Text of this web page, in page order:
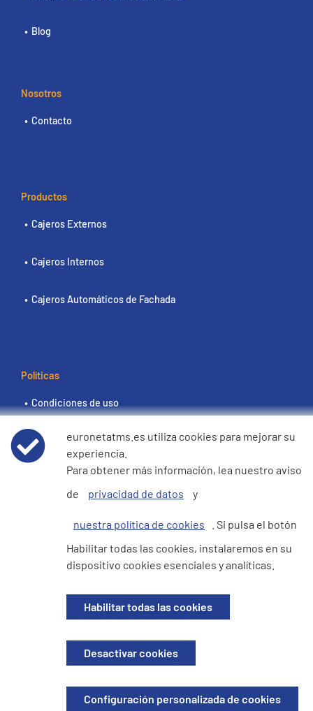
Blog
Nosotros
Contacto
Productos
Cajeros Externos
Cajeros Internos
Cajeros Automáticos de Fachada
Políticas
Condiciones de uso
Aviso de privacidad de datos
Política de cookies
trata de seres humanos
Sitio del inversor
© 2026 Euronet Services Iberia S.L. Todos los derechos reservados.
Registrada en España. Con NIF B70730486. Domicilio fiscal: Euronet
Alcobendas, Madrid, Spain
euronetatms.es utiliza cookies para mejorar su
experiencia.
Para obtener más información, lea nuestro aviso
de
privacidad de datos y
nuestra política de cookies
. Si pulsa el botón
Habilitar todas las cookies, instalaremos en su
dispositivo cookies esenciales y analíticas.
Habilitar todas las cookies
Desactivar cookies
Configuración personalizada de cookies